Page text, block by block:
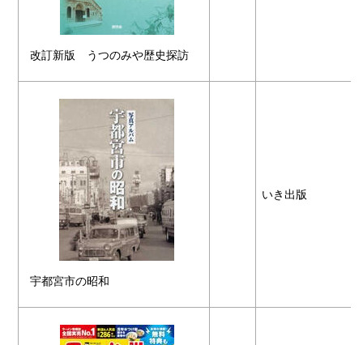
改訂新版 うつのみや歴史探訪
宇都宮市の昭和
いき出版